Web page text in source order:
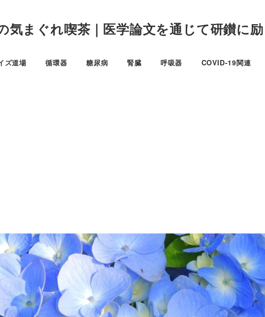
気まぐれ喫茶｜医学論文を通じて研鑚に励
ズ道場 循環器 糖尿病 腎臓 呼吸器 COVID-19関連